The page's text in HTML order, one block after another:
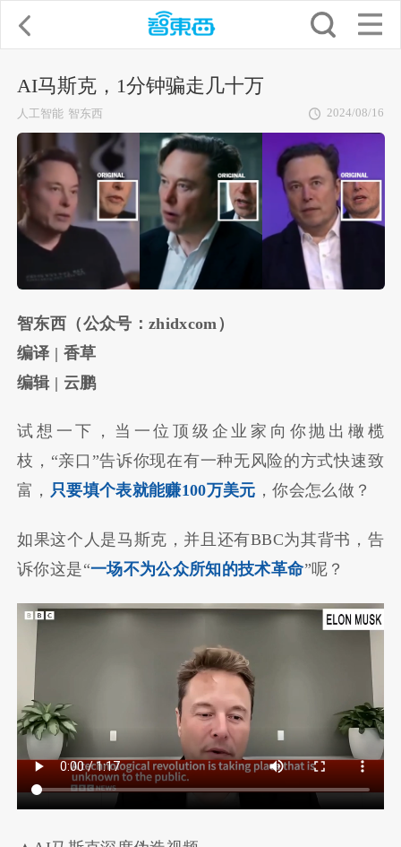
AI马斯克，1分钟骗走几十万
人工智能 智东西 2024/08/16
智东西（公众号： zhidxcom ）
编译 | 香草
编辑| 云鹏
试想一下，当一位顶级企业家向你抛出橄榄
枝，“亲口”告诉你现在有一种无风险的方式快速致
富， 只要填个表就能赚100万美元 ，你会怎么做？
如果这个人是马斯克，并且还有BBC为其背书，告
诉你这是“一场不为公众所知的技术革命”呢？